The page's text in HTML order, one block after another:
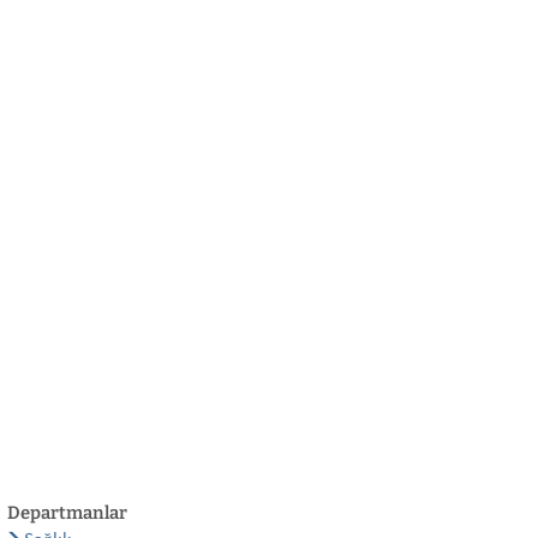
Departmanlar